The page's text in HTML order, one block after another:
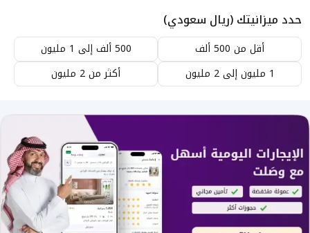
حدد ميزانيتك (ريال سعودي)
أقل من 500 ألف
500 ألف إلى 1 مليون
1 مليون إلى 2 مليون
أكثر من 2 مليون